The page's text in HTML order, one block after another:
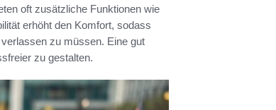
oft zusätzliche Funktionen wie
erhöht den Komfort, sodass
zu müssen. Eine gut
zu gestalten.